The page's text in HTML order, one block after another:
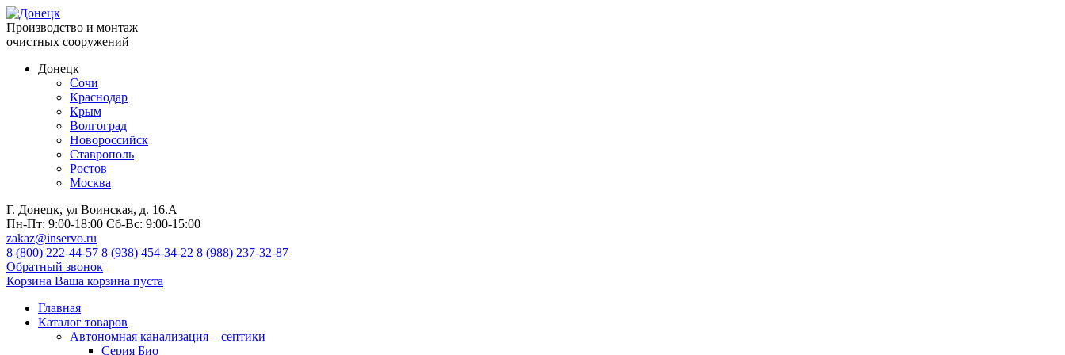
Производство и монтаж
очистных сооружений
Донецк
Сочи
Краснодар
Крым
Волгоград
Новороссийск
Ставрополь
Ростов
Москва
Г. Донецк, ул Воинская, д. 16.А
Пн-Пт: 9:00-18:00 Сб-Вс: 9:00-15:00
zakaz@inservo.ru
8 (800) 222-44-57 8 (938) 454-34-22 8 (988) 237-32-87
Обратный звонок
Корзина Ваша корзина пуста
Главная
Каталог товаров
Автономная канализация – септики
Серия Био